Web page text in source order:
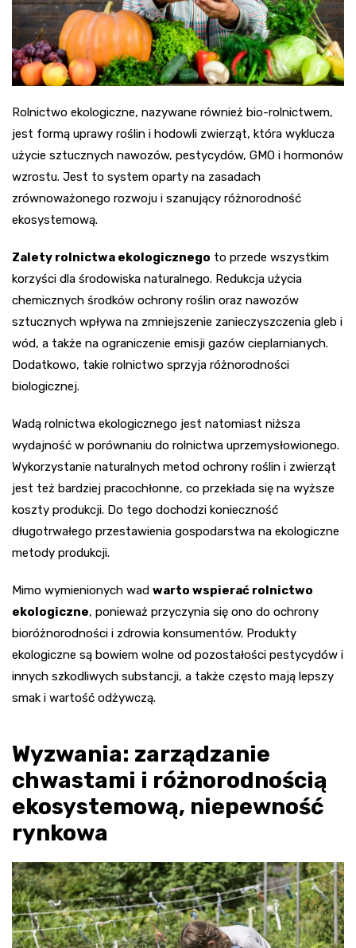
Rolnictwo ekologiczne, nazywane również bio-rolnictwem,
jest formą uprawy roślin i hodowli zwierząt, która wyklucza
użycie sztucznych nawozów, pestycydów, GMO i hormonów
wzrostu. Jest to system oparty na zasadach
zrównoważonego rozwoju i szanujący różnorodność
ekosystemową.
Zalety rolnictwa ekologicznego to przede wszystkim
korzyści dla środowiska naturalnego. Redukcja użycia
chemicznych środków ochrony roślin oraz nawozów
sztucznych wpływa na zmniejszenie zanieczyszczenia gleb i
wód, a także na ograniczenie emisji gazów cieplarnianych.
Dodatkowo, takie rolnictwo sprzyja różnorodności
biologicznej.
Wadą rolnictwa ekologicznego jest natomiast niższa
wydajność w porównaniu do rolnictwa uprzemysłowionego.
Wykorzystanie naturalnych metod ochrony roślin i zwierząt
jest też bardziej pracochłonne, co przekłada się na wyższe
koszty produkcji. Do tego dochodzi konieczność
długotrwałego przestawienia gospodarstwa na ekologiczne
metody produkcji.
Mimo wymienionych wad warto wspierać rolnictwo
ekologiczne, ponieważ przyczynia się ono do ochrony
bioróżnorodności i zdrowia konsumentów. Produkty
ekologiczne są bowiem wolne od pozostałości pestycydów i
innych szkodliwych substancji, a także często mają lepszy
smak i wartość odżywczą.
Wyzwania: zarządzanie
chwastami i różnorodnością
ekosystemową, niepewność
rynkowa